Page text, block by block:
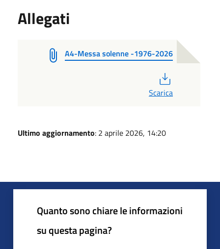
Allegati
A4-Messa solenne -1976-2026
Scarica
Ultimo aggiornamento: 2 aprile 2026, 14:20
Quanto sono chiare le informazioni
su questa pagina?